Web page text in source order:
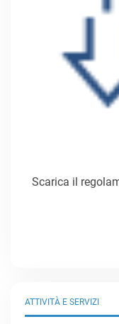
Scarica il
ATTIVITÀ E SERVIZI